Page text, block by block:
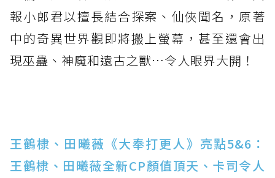
報小郎君以擅長結合探案、仙俠聞名，原著
中的奇異世界觀即將搬上螢幕，甚至還會出
現巫蠱、神魔和遠古之獸…令人眼界大開！
王鶴棣、田曦薇《大奉打更人》亮點5&6：
王鶴棣、田曦薇全新CP顏值頂天、卡司令人